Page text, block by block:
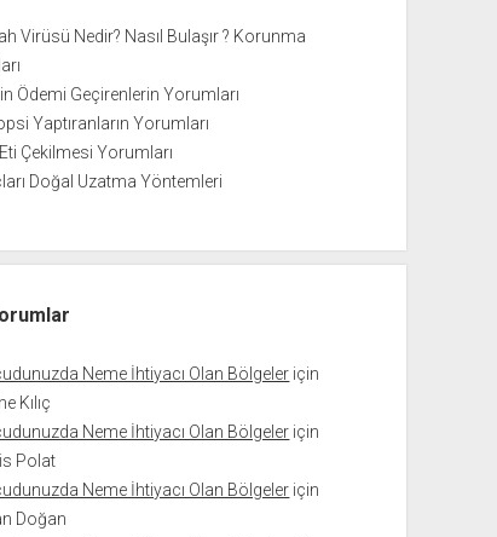
Virüsü Nedir? Nasıl Bulaşır ? Korunma
Ödemi Geçirenlerin Yorumları
Yaptıranların Yorumları
Çekilmesi Yorumları
Doğal Uzatma Yöntemleri
Neme İhtiyacı Olan Bölgeler için
Kılıç
Neme İhtiyacı Olan Bölgeler için
Polat
Neme İhtiyacı Olan Bölgeler için
Doğan